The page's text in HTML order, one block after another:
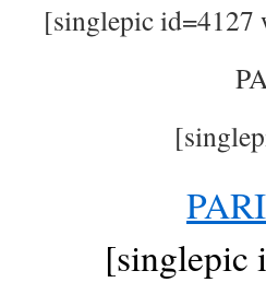
[singlepic id=4127
[singlepic